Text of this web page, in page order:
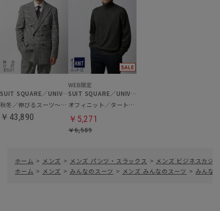
SUIT SQUARE／UNIVERSAL LANGUAGE
秋冬／伸びるスーツ～Jersey～
￥43,890
SUIT SQUARE／UNIVERSAL LANGUAGE
オフィニット／タートルネックニット
￥5,271
￥6,589
ホーム > メンズ > メンズ パンツ・スラックス > メンズ ビジネスカジ
ホーム > メンズ > みんなのスーツ > メンズ みんなのスーツ > みんな